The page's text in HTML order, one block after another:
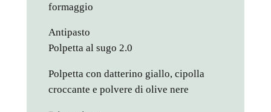
formaggio
Antipasto
Polpetta al sugo 2.0
Polpetta con datterino giallo, cipolla
croccante e polvere di olive nere